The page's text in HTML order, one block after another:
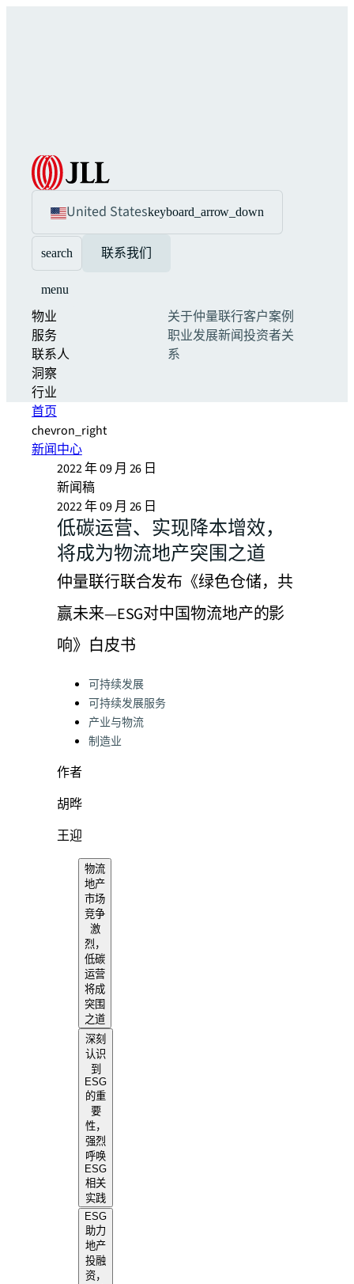
United Stateskeyboard_arrow_down
search 联系我们
menu
物业
服务
联系人
洞察
行业
关于仲量联行客户案例
职业发展新闻投资者关
系
首页
chevron_right
新闻中心
2022 年 09 月 26 日
新闻稿
2022 年 09 月 26 日
低碳运营、实现降本增效，
将成为物流地产突围之道
仲量联行联合发布《绿色仓储，共
赢未来—ESG对中国物流地产的影
响》白皮书
Categories:
可持续发展
可持续发展服务
产业与物流
制造业
作者
胡晔
王迎
物流
地产
市场
竞争
激
烈，
低碳
运营
将成
突围
之道
深刻
认识
到
ESG
的重
要
性，
强烈
呼唤
ESG
相关
实践
ESG
助力
地产
投融
资，